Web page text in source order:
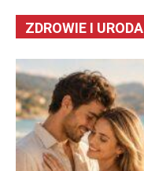
ZDROWIE I URODA